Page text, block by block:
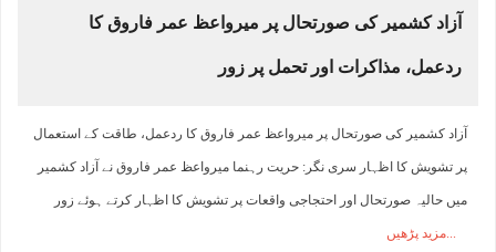
آزاد کشمیر کی صورتحال پر میرواعظ عمر فاروق کا
ردعمل، مذاکرات اور تحمل پر زور
آزاد کشمیر کی صورتحال پر میرواعظ عمر فاروق کا ردعمل، طاقت کے استعمال
پر تشویش کا اظہار سری نگر: حریت رہنما میرواعظ عمر فاروق نے آزاد کشمیر
میں حالیہ صورتحال اور احتجاجی واقعات پر تشویش کا اظہار کرتے ہوئے زور
مزید پڑھیں